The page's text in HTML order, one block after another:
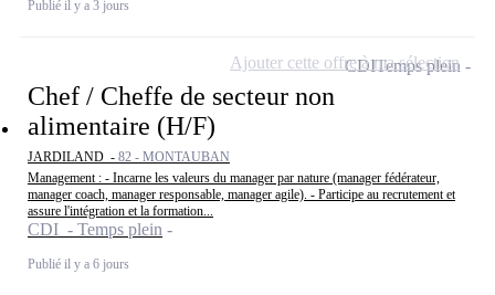
Publié il y a 3 jours
Chef / Cheffe de secteur non
alimentaire (H/F)
JARDILAND - 82 - MONTAUBAN
Management : - Incarne les valeurs du manager par nature (manager fédérateur,
manager coach, manager responsable, manager agile). - Participe au recrutement et
assure l'intégration et la formation...
CDI - Temps plein
Publié il y a 6 jours
CDITemps plein
Ajouter cette offre à ma sélection